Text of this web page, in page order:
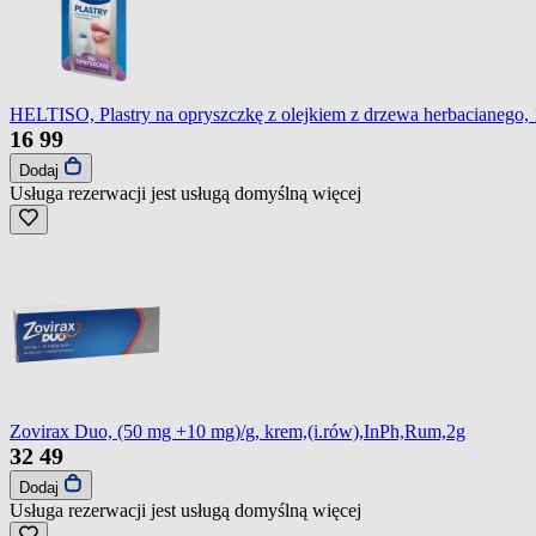
HELTISO, Plastry na opryszczkę z olejkiem z drzewa herbacianego,
16 99
Dodaj
Usługa rezerwacji jest usługą domyślną więcej
Zovirax Duo, (50 mg +10 mg)/g, krem,(i.rów),InPh,Rum,2g
32 49
Dodaj
Usługa rezerwacji jest usługą domyślną więcej